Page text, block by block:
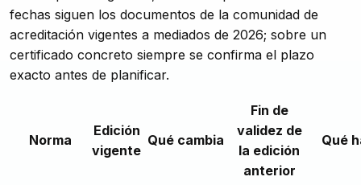
fechas siguen los documentos de la comunidad de
acreditación vigentes a mediados de 2026; sobre un
certificado concreto siempre se confirma el plazo
exacto antes de planificar.
Norma
Edición
vigente
Qué cambia
Fin de
validez de
la edición
anterior
Qué